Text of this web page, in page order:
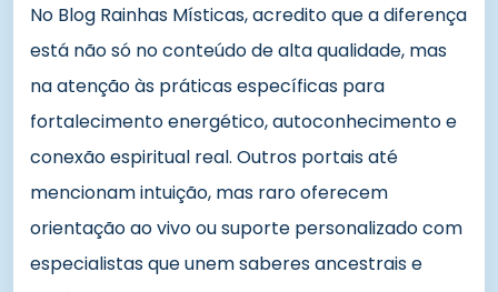
No Blog Rainhas Místicas, acredito que a diferença
está não só no conteúdo de alta qualidade, mas
na atenção às práticas específicas para
fortalecimento energético, autoconhecimento e
conexão espiritual real. Outros portais até
mencionam intuição, mas raro oferecem
orientação ao vivo ou suporte personalizado com
especialistas que unem saberes ancestrais e